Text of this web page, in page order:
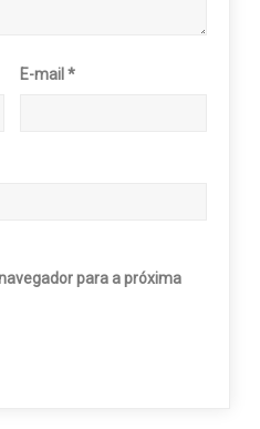
E-mail*
para a próxima